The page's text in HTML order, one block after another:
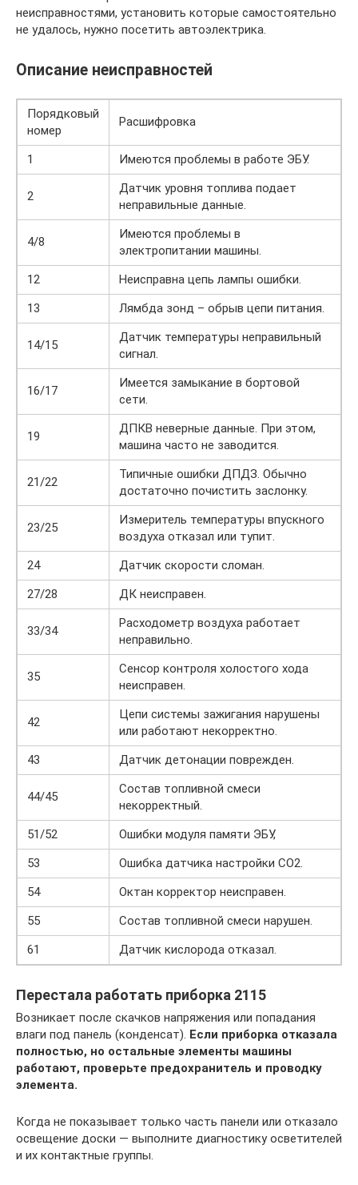
неисправностями, установить которые самостоятельно
не удалось, нужно посетить автоэлектрика.
Описание неисправностей
Порядковый
номер
Расшифровка
1 Имеются проблемы в работе ЭБУ.
2
Датчик уровня топлива подает
неправильные данные.
4/8
Имеются проблемы в
электропитании машины.
12
Неисправна цепь лампы ошибки.
13
Лямбда зонд – обрыв цепи питания.
14/15
Датчик температуры неправильный
сигнал.
16/17
Имеется замыкание в бортовой
сети.
19
ДПКВ неверные данные. При этом,
машина часто не заводится.
21/22
Типичные ошибки ДПДЗ. Обычно
достаточно почистить заслонку.
23/25
Измеритель температуры впускного
воздуха отказал или тупит.
24
Датчик скорости сломан.
27/28
ДК неисправен.
33/34
Расходометр воздуха работает
неправильно.
35
Сенсор контроля холостого хода
неисправен.
42
Цепи системы зажигания нарушены
или работают некорректно.
43
Датчик детонации поврежден.
44/45
Состав топливной смеси
некорректный.
51/52
Ошибки модуля памяти ЭБУ,
53
Ошибка датчика настройки СО2.
54
Октан корректор неисправен.
55
Состав топливной смеси нарушен.
61
Датчик кислорода отказал.
Перестала работать приборка 2115
Возникает после скачков напряжения или попадания
влаги под панель (конденсат). Если приборка отказала
полностью, но остальные элементы машины
работают, проверьте предохранитель и проводку
элемента.
Когда не показывает только часть панели или отказало
освещение доски — выполните диагностику осветителей
и их контактные группы.